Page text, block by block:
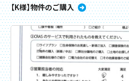
【K様】物件のご購入